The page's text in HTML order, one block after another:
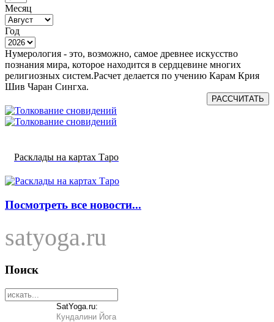
Месяц
Год
Нумерология - это, возможно, самое древнее искусство
познания мира, которое находится в сердцевине многих
религиозных систем.Расчет делается по учению Карам Крия
Шив Чаран Сингха.
РАССЧИТАТЬ
Расклады на картах Таро
Посмотреть все новости...
satyoga.ru
Поиск
SatYoga.ru:
Кундалини Йога